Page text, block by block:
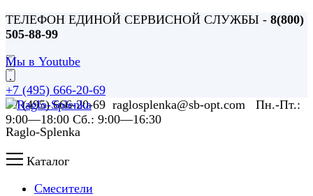
ТЕЛЕФОН ЕДИНОЙ СЕРВИСНОЙ СЛУЖБЫ - 8(800)
505-88-99
Мы в Youtube
+7 (495) 666-20-69 raglosplenka@sb-opt.com Пн.-Пт.:
9:00—18:00 Сб.: 9:00—16:30
+7 (495) 666-20-69
Raglo-Splenka
Каталог
Смесители